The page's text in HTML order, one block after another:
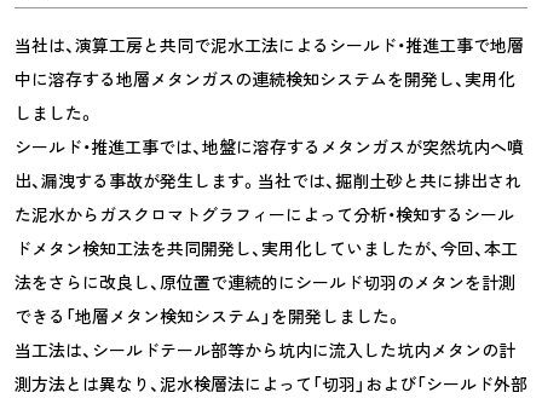
当社は、演算工房と共同で泥水工法によるシールド・推進工事で地層
中に溶存する地層メタンガスの連続検知システムを開発し、実用化
しました。
シールド・推進工事では、地盤に溶存するメタンガスが突然坑内へ噴
出、漏洩する事故が発生します。当社では、掘削土砂と共に排出され
た泥水からガスクロマトグラフィーによって分析・検知するシール
ドメタン検知工法を共同開発し、実用化していましたが、今回、本工
法をさらに改良し、原位置で連続的にシールド切羽のメタンを計測
できる「地層メタン検知システム」を開発しました。
当工法は、シールドテール部等から坑内に流入した坑内メタンの計
測方法とは異なり、泥水検層法によって「切羽」および「シールド外部